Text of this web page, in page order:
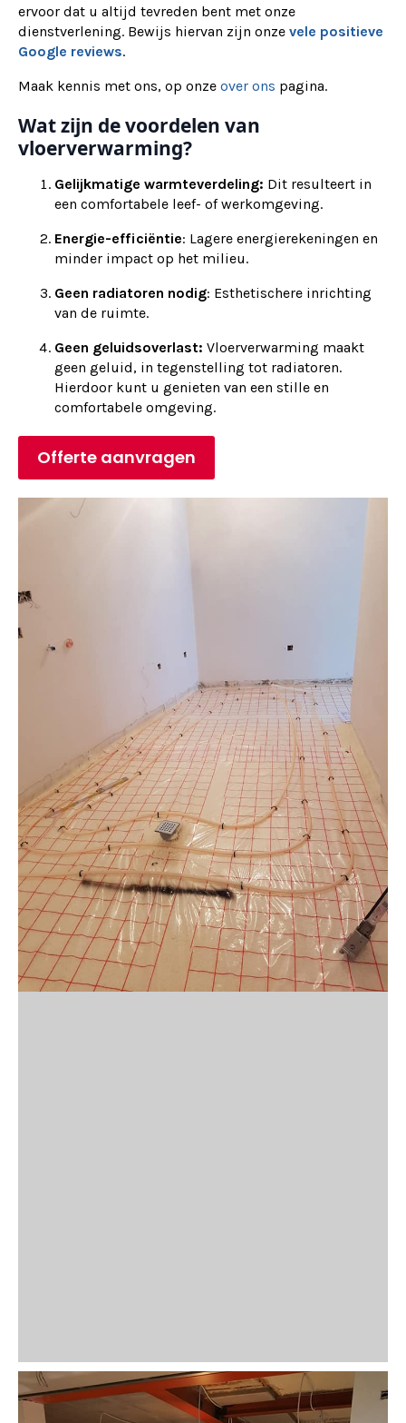
ervoor dat u altijd tevreden bent met onze
dienstverlening. Bewijs hiervan zijn onze vele positieve
Google reviews.
Maak kennis met ons, op onze over ons pagina.
Wat zijn de voordelen van
vloerverwarming?
Gelijkmatige warmteverdeling: Dit resulteert in
een comfortabele leef- of werkomgeving.
Energie-efficiëntie: Lagere energierekeningen en
minder impact op het milieu.
Geen radiatoren nodig: Esthetischere inrichting
van de ruimte.
Geen geluidsoverlast: Vloerverwarming maakt
geen geluid, in tegenstelling tot radiatoren.
Hierdoor kunt u genieten van een stille en
comfortabele omgeving.
Offerte aanvragen